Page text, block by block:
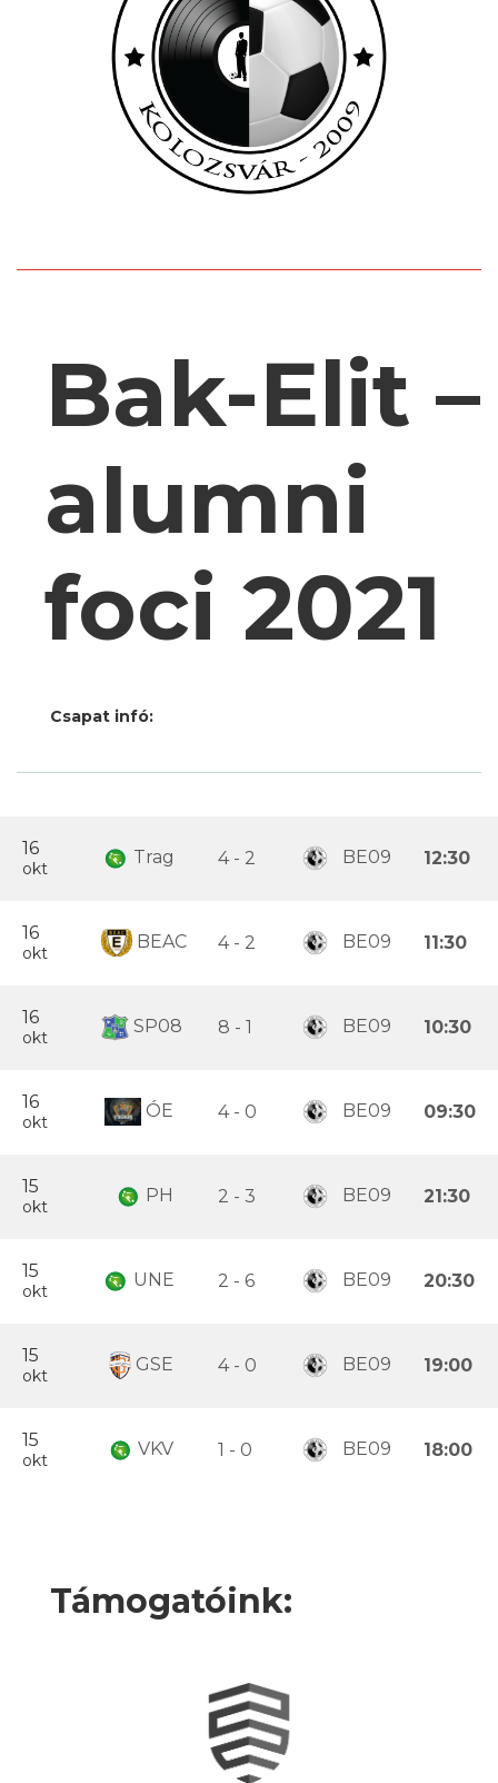
Bak-Elit –
alumni
foci 2021
Csapat infó:
16
okt
Trag 4 - 2 BE09 12:30
16
okt
BEAC 4 - 2 BE09 11:30
16
okt
SP08 8 - 1 BE09 10:30
16
okt
ÓE 4 - 0 BE09 09:30
15
okt
PH 2 - 3 BE09 21:30
15
okt
UNE 2 - 6 BE09 20:30
15
okt
GSE 4 - 0 BE09 19:00
15
okt
VKV 1 - 0 BE09 18:00
Támogatóink: